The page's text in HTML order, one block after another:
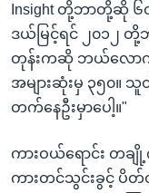
Insight တို့ဘာတို့ဆို ၆၀
ဒယ်မြင့်ရင် ၂၀၁၂
တုန်းကဆို ဘယ်လောက်
အများဆုံးမှ ၃၅၀။
တက်နေဦးမှာပေါ့။"
ကားဝယ်ရောင်း တခ
ကားတင်သွင်းခွင့် ပိတ်